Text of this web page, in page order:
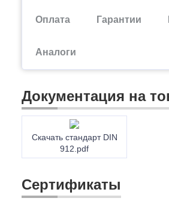
Оплата Гарантии
Аналоги
Документация на
Скачать стандарт DIN
912.pdf
Сертификаты